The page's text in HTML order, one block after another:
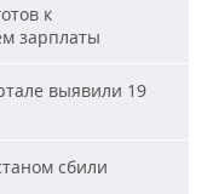
к
зарплаты
выявили 19
сбили